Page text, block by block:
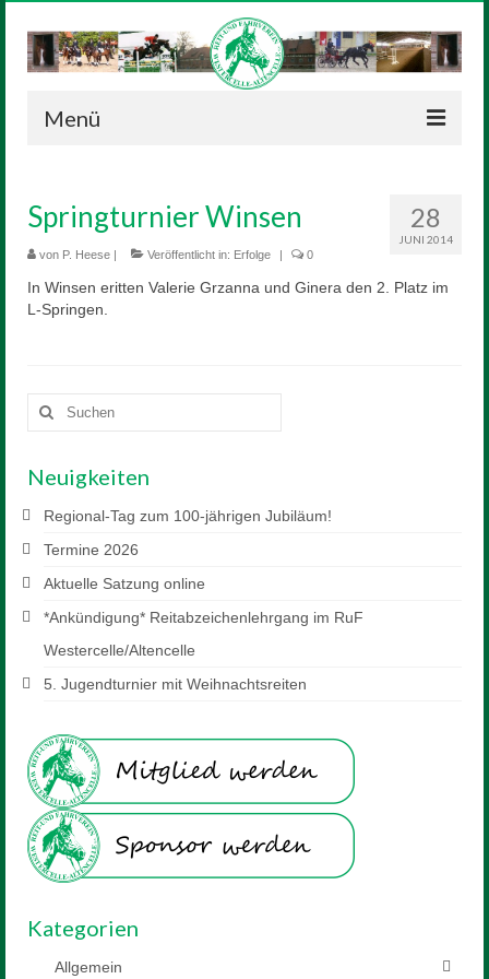
Menü
Verein
Vorstand
Geschichte
Reitanlage
Mitglied werden
Reiten
Unterricht
Preise
Anfahrt
Downloads
28
JUNI 2014
Springturnier Winsen
von P. Heese | Veröffentlicht in: Erfolge | 0
In Winsen eritten Valerie Grzanna und Ginera den 2. Platz im
L-Springen.
Suchen
nach:
Neuigkeiten
Regional-Tag zum 100-jährigen Jubiläum!
Termine 2026
Aktuelle Satzung online
*Ankündigung* Reitabzeichenlehrgang im RuF
Westercelle/Altencelle
5. Jugendturnier mit Weihnachtsreiten
Kategorien
Allgemein